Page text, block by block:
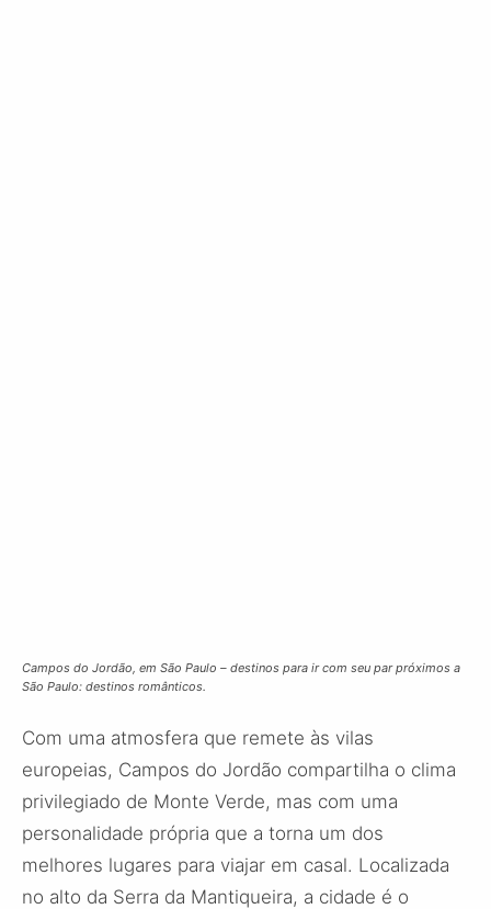
Campos do Jordão, em São Paulo – destinos para ir com seu par próximos a
São Paulo: destinos românticos.
Com uma atmosfera que remete às vilas
europeias, Campos do Jordão compartilha o clima
privilegiado de Monte Verde, mas com uma
personalidade própria que a torna um dos
melhores lugares para viajar em casal. Localizada
no alto da Serra da Mantiqueira, a cidade é o